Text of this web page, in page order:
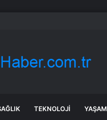
tam altın buhar oldu
TEKNOLOJI YAŞAM